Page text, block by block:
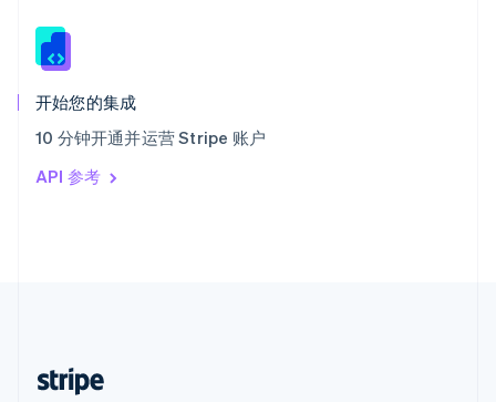
开始您的集成
10 分钟开通并运营 Stripe 账户
API 参考
新西兰
匈牙利
English
ItalianoEnglish
印度
English